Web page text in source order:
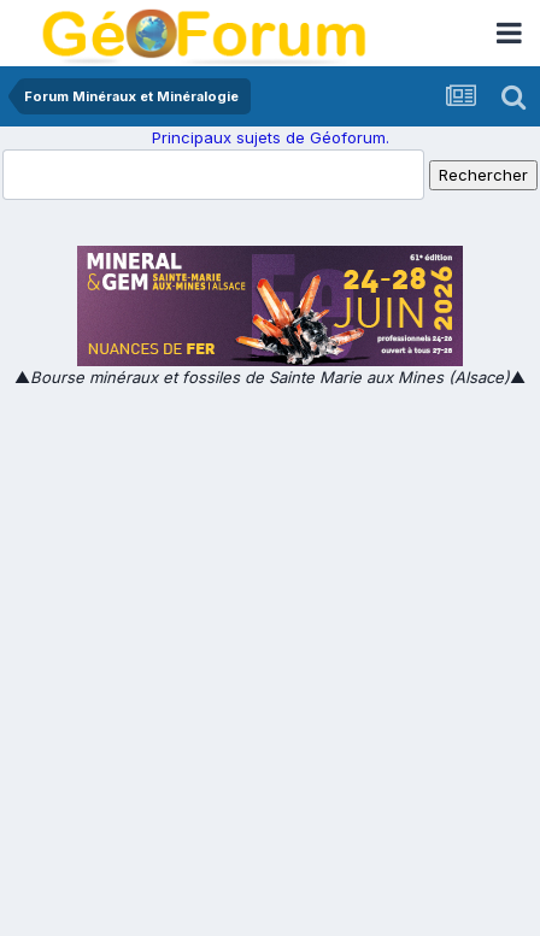
Forum Minéraux et Minéralogie
Principaux sujets de Géoforum.
▲Bourse minéraux et fossiles de Sainte Marie aux Mines (Alsace)▲